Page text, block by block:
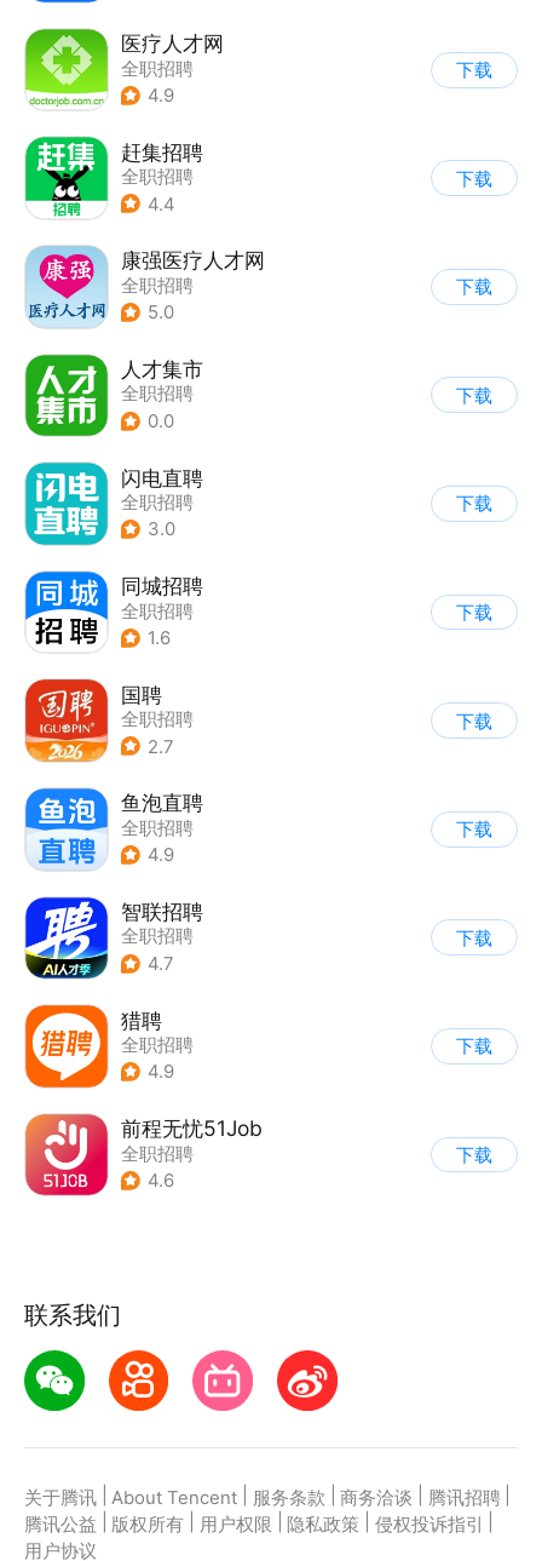
医疗人才网
全职招聘
4.9
下载
赶集招聘
全职招聘
4.4
下载
康强医疗人才网
全职招聘
5.0
下载
人才集市
全职招聘
0.0
下载
闪电直聘
全职招聘
3.0
下载
同城招聘
全职招聘
1.6
下载
国聘
全职招聘
2.7
下载
鱼泡直聘
全职招聘
4.9
下载
智联招聘
全职招聘
4.7
下载
猎聘
全职招聘
4.9
下载
前程无忧51Job
全职招聘
4.6
下载
联系我们
关于腾讯 About Tencent 服务条款 商务洽谈 腾讯招聘
腾讯公益
版权所有 用户权限 隐私政策 侵权投诉指引
用户协议